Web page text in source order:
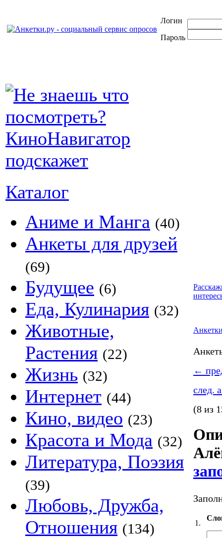
Логин
Пароль
Каталог
Аниме и Манга (40)
Анкеты для друзей
(69)
Будущее (6)
Еда, Кулинария (32)
Животные,
Растения (22)
Жизнь (32)
Интернет (44)
Кино, видео (23)
Красота и Мода (32)
Литература, Поэзия
(39)
Любовь, Дружба,
Отношения (134)
←
след.
(8 из
1.